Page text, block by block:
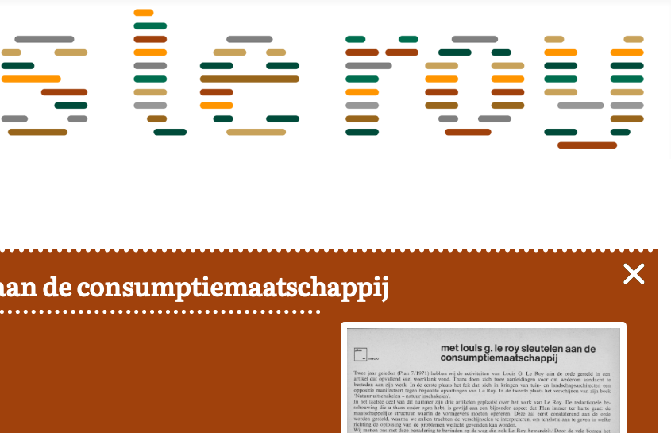
de consumptiemaatschappij